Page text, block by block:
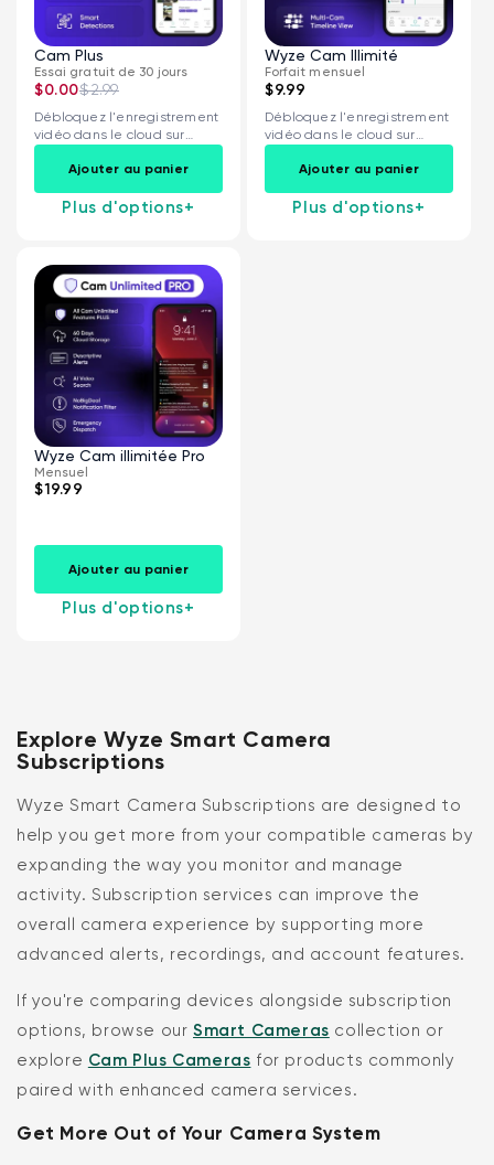
Cam Plus
Essai gratuit de 30 jours
$0.00$2.99
Débloquez l'enregistrement
vidéo dans le cloud sur
toutes vos caméras...
Ajouter au panier
Plus d'options+
Wyze Cam Illimité
Forfait mensuel
$9.99
Débloquez l'enregistrement
vidéo dans le cloud sur
toutes vos caméras...
Ajouter au panier
Plus d'options+
Wyze Cam illimitée Pro
Mensuel
$19.99
Ajouter au panier
Plus d'options+
Explore Wyze Smart Camera
Subscriptions
Wyze Smart Camera Subscriptions are designed to
help you get more from your compatible cameras by
expanding the way you monitor and manage
activity. Subscription services can improve the
overall camera experience by supporting more
advanced alerts, recordings, and account features.
If you're comparing devices alongside subscription
options, browse ourSmart Cameras collection or
explore Cam Plus Cameras for products commonly
paired with enhanced camera services.
Get More Out of Your Camera System
Wyze Cam v4 + carte microSD 32
Go
Blanc
More
options